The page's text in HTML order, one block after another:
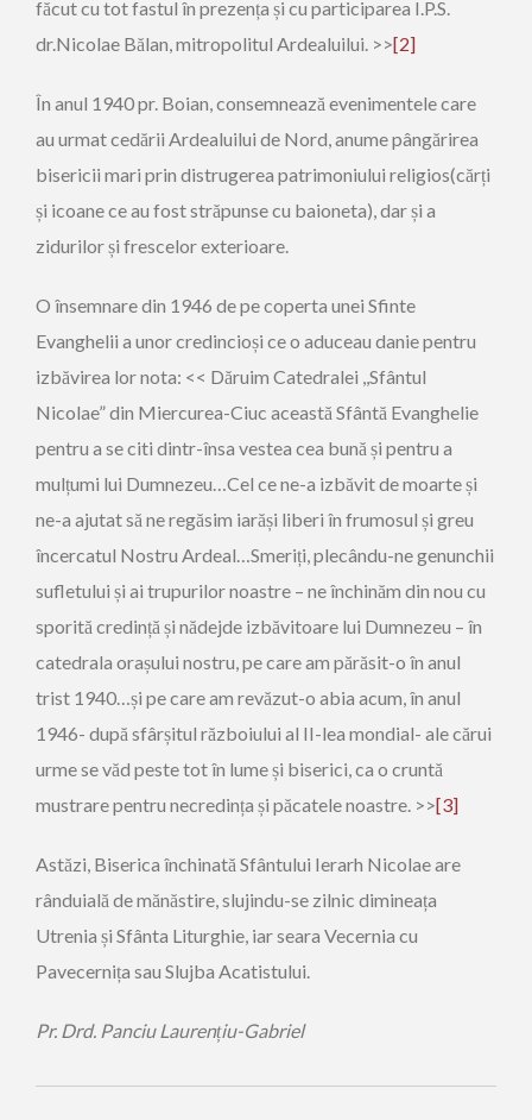
făcut cu tot fastul în prezența și cu participarea I.P.S.
dr.Nicolae Bălan, mitropolitul Ardealuilui. >>[2]
În anul 1940 pr. Boian, consemnează evenimentele care
au urmat cedării Ardealuilui de Nord, anume pângărirea
bisericii mari prin distrugerea patrimoniului religios(cărți
și icoane ce au fost străpunse cu baioneta), dar și a
zidurilor și frescelor exterioare.
O însemnare din 1946 de pe coperta unei Sfinte
Evanghelii a unor credincioși ce o aduceau danie pentru
izbăvirea lor nota: << Dăruim Catedralei ,,Sfântul
Nicolae” din Miercurea-Ciuc această Sfântă Evanghelie
pentru a se citi dintr-însa vestea cea bună și pentru a
mulțumi lui Dumnezeu…Cel ce ne-a izbăvit de moarte și
ne-a ajutat să ne regăsim iarăși liberi în frumosul și greu
încercatul Nostru Ardeal…Smeriți, plecându-ne genunchii
sufletului și ai trupurilor noastre – ne închinăm din nou cu
sporită credință și nădejde izbăvitoare lui Dumnezeu – în
catedrala orașului nostru, pe care am părăsit-o în anul
trist 1940…și pe care am revăzut-o abia acum, în anul
1946- după sfârșitul războiului al II-lea mondial- ale cărui
urme se văd peste tot în lume și biserici, ca o cruntă
mustrare pentru necredința și păcatele noastre. >>[3]
Astăzi, Biserica închinată Sfântului Ierarh Nicolae are
rânduială de mănăstire, slujindu-se zilnic dimineața
Utrenia și Sfânta Liturghie, iar seara Vecernia cu
Pavecernița sau Slujba Acatistului.
Pr. Drd. Panciu Laurențiu-Gabriel